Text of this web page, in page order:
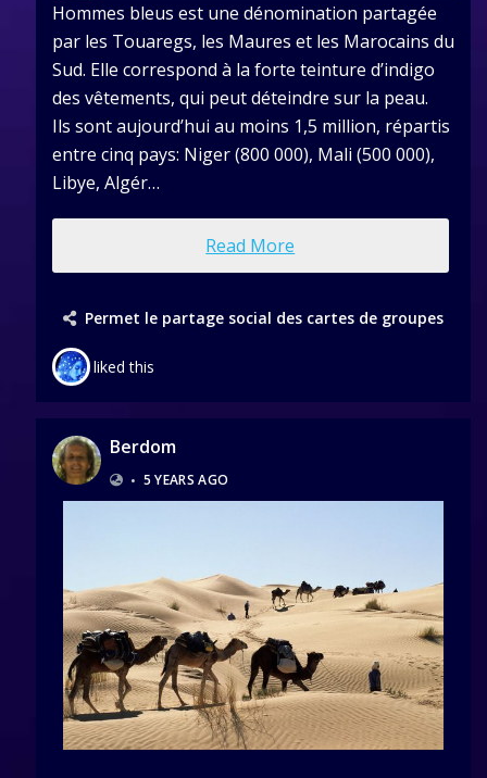
Hommes bleus est une dénomination partagée
par les Touaregs, les Maures et les Marocains du
Sud. Elle correspond à la forte teinture d’indigo
des vêtements, qui peut déteindre sur la peau.
Ils sont aujourd’hui au moins 1,5 million, répartis
entre cinq pays: Niger (800 000), Mali (500 000),
Libye, Algér…
Read More
Permet le partage social des cartes de groupes
liked this
Berdom
• 5 YEARS AGO